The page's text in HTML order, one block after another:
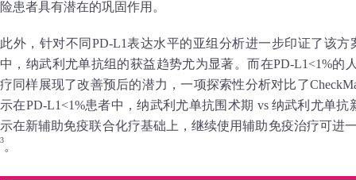
险患者具有潜在的巩固作用。
此外，针对不同PD-L1表达水平的亚组分析进一步印证了该方
中，纳武利尤单抗组的获益趋势尤为显著。而在PD-L1<1%的
疗同样展现了改善预后的潜力，一项探索性分析对比了
示在PD-L1<1%患者中，纳武利尤单抗围术期 vs 纳武利尤单
示在新辅助免疫联合化疗基础上，继续使用辅助免疫治疗可进
3。